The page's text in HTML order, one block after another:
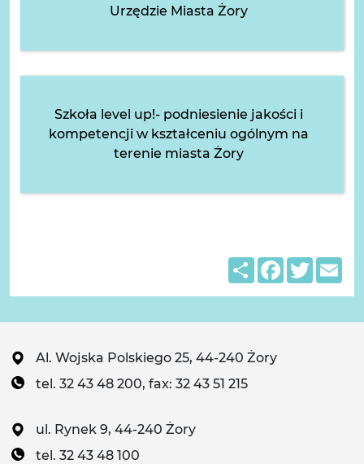
Urzędzie Miasta Żory
Szkoła level up!- podniesienie jakości i
kompetencji w kształceniu ogólnym na
terenie miasta Żory
ShareFacebook
Twitter
Al. Wojska Polskiego 25, 44-240 Żory
tel. 32 43 48 200, fax: 32 43 51 215
ul. Rynek 9, 44-240 Żory
tel. 32 43 48 100